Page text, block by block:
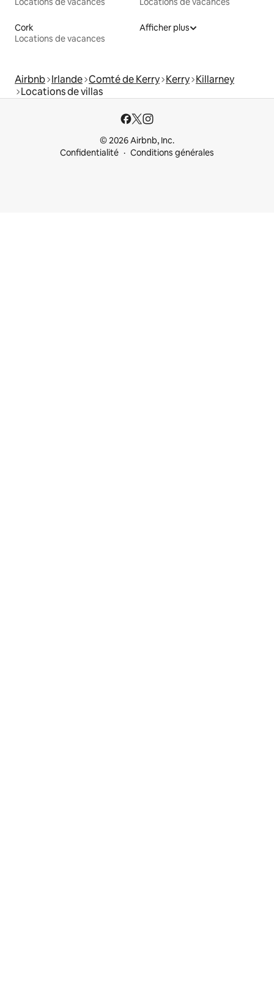
Cork
Locations de vacances
Afficher plus
Airbnb Irlande Comté de Kerry Kerry Killarney
Locations de villas
© 2026 Airbnb, Inc.
Confidentialité
Conditions générales